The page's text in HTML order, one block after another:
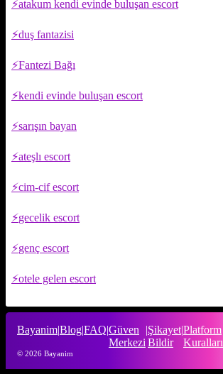
atakum kendi evinde buluşan escort
duş fantazisi
Fantezi Bağı
kendi evinde buluşan escort
sarışın bayan
ateşlı escort
cim-cif escort
gecelik escort
genç escort
otele gelen escort
Bayanim|Blog|FAQ|Güven
Merkezi
|Şikayet
Bildir
|Platform
Kuralları
© 2026 Bayanim